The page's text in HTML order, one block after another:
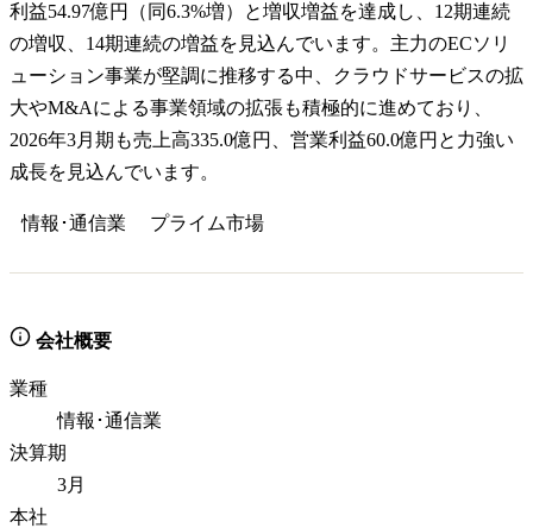
利益54.97億円（同6.3%増）と増収増益を達成し、12期連続
の増収、14期連続の増益を見込んでいます。主力のECソリ
ューション事業が堅調に推移する中、クラウドサービスの拡
大やM&Aによる事業領域の拡張も積極的に進めており、
2026年3月期も売上高335.0億円、営業利益60.0億円と力強い
成長を見込んでいます。
情報･通信業 プライム市場
会社概要
業種
情報･通信業
決算期
3月
本社